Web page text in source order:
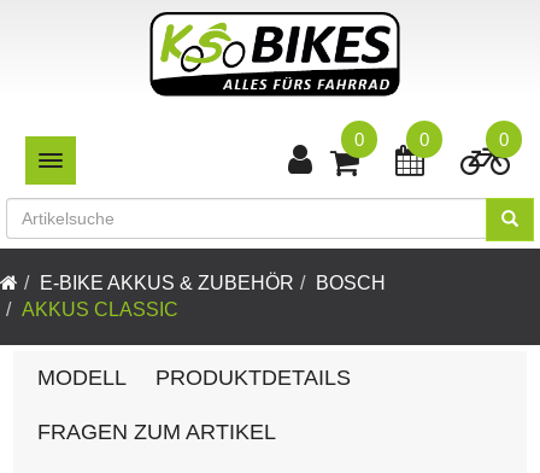
TOGGLE NAVIGATION
0
0
0
E-BIKE AKKUS & ZUBEHÖR
BOSCH
AKKUS CLASSIC
MODELL PRODUKTDETAILS
FRAGEN ZUM ARTIKEL